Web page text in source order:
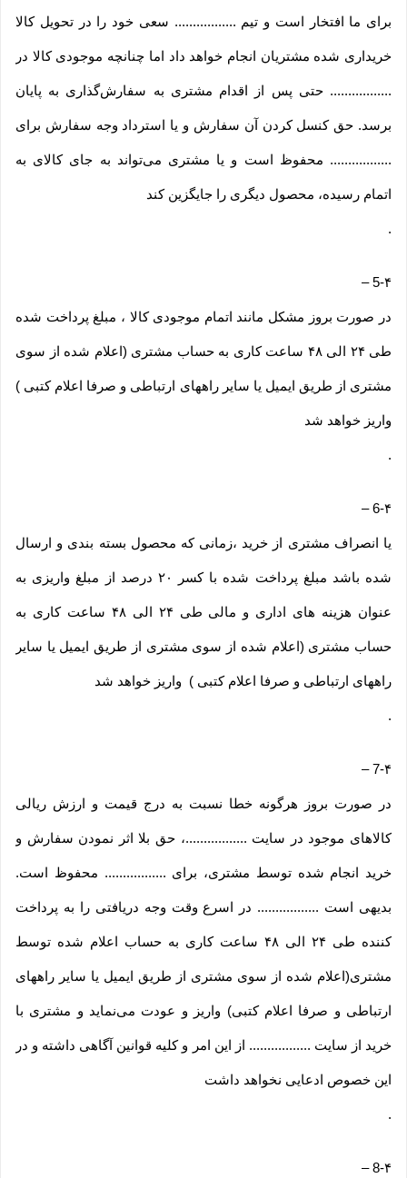
برای ما افتخار است و تیم ................. سعی خود را در تحویل کالا
خریداری شده مشتریان انجام خواهد داد اما چنانچه موجودی کالا در
................. حتی پس از اقدام مشتری به سفارش‌‏گذاری به پایان
برسد. حق کنسل کردن آن سفارش و یا استرداد وجه سفارش برای
................. محفوظ است و یا مشتری می‏‌تواند به جای کالای به
اتمام رسیده، محصول دیگری را جایگزین کند
.
5-۴–
در صورت بروز مشکل مانند اتمام موجودی کالا ، مبلغ پرداخت شده
طی ۲۴ الی ۴۸ ساعت کاری به حساب مشتری (اعلام شده از سوی
مشتری از طریق ایمیل یا سایر راههای ارتباطی و صرفا اعلام کتبی )
واریز خواهد شد
.
6-۴–
یا انصراف مشتری از خرید ،زمانی که محصول بسته بندی و ارسال
شده باشد مبلغ پرداخت شده با کسر ۲۰ درصد از مبلغ واریزی به
عنوان هزینه های اداری و مالی طی ۲۴ الی ۴۸ ساعت کاری به
حساب مشتری (اعلام شده از سوی مشتری از طریق ایمیل یا سایر
راههای ارتباطی و صرفا اعلام کتبی ) واریز خواهد شد
.
7-۴–
در صورت بروز هرگونه خطا نسبت به درج قیمت و ارزش ریالی
کالاهای موجود در سایت .................، حق بلا اثر نمودن سفارش و
خرید انجام شده توسط مشتری، برای ................. محفوظ است.
بدیهی است ................. در اسرع وقت وجه دریافتی را به پرداخت
کننده طی ۲۴ الی ۴۸ ساعت کاری به حساب اعلام شده توسط
مشتری(اعلام شده از سوی مشتری از طریق ایمیل یا سایر راههای
ارتباطی و صرفا اعلام کتبی) واریز و عودت می‌نماید و مشتری با
خرید از سایت ................. از این امر و کلیه قوانین آگاهی داشته و در
این خصوص ادعایی نخواهد داشت
.
8-۴–